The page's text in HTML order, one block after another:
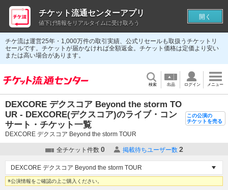
チケ流は運営25年・1,000万件の取引実績、公式リセールも取扱うチケットリ
セールです。チケットが届かなければ全額返金。チケット価格は定価より安い
または高い場合があります。
検索 出品 ログイン メニュー
DEXCORE デクスコア Beyond the storm TO
UR - DEXCORE(デクスコア)のライブ・コン
サート・チケット一覧
DEXCORE デクスコア Beyond the storm TOUR
この公演の
チケットを売る
全チケット件数 0 掲載待ちユーザー数 2
※公演情報をご確認の上ご購入ください。
チケット流通センターアプリ
値下げ情報をリアルタイムに受け取ろう
開く